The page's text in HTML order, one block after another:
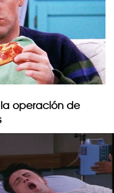
operación de